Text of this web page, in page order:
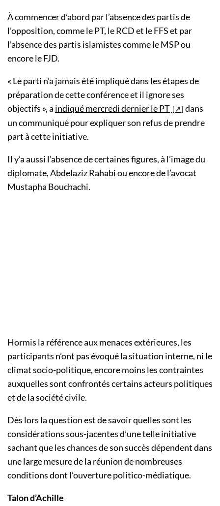
À commencer d’abord par l’absence des partis de
l’opposition, comme le PT, le RCD et le FFS et par
l’absence des partis islamistes comme le MSP ou
encore le FJD.
« Le parti n’a jamais été impliqué dans les étapes de
préparation de cette conférence et il ignore ses
objectifs », a indiqué mercredi dernier le PT
dans
un communiqué pour expliquer son refus de prendre
part à cette initiative.
Il y’a aussi l’absence de certaines figures, à l’image du
diplomate, Abdelaziz Rahabi ou encore de l’avocat
Mustapha Bouchachi.
Hormis la référence aux menaces extérieures, les
participants n’ont pas évoqué la situation interne, ni le
climat socio-politique, encore moins les contraintes
auxquelles sont confrontés certains acteurs politiques
et de la société civile.
Dès lors la question est de savoir quelles sont les
considérations sous-jacentes d’une telle initiative
sachant que les chances de son succès dépendent dans
une large mesure de la réunion de nombreuses
conditions dont l’ouverture politico-médiatique.
Talon d’Achille